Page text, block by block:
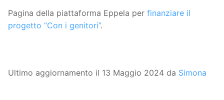
Pagina della piattaforma Eppela per finanziare il
progetto “Con i genitori”.
Ultimo aggiornamento il 13 Maggio 2024 da Simona